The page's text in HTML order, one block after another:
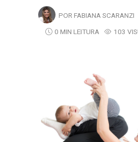
POR FABIANA SCARANZI
0 MIN LEITURA
103